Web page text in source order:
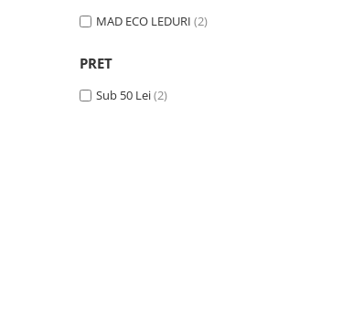
Proiectoare LED
Aparataj şi accesorii
MAD ECO LEDURI (2)
PRET
Sub 50 Lei(2)